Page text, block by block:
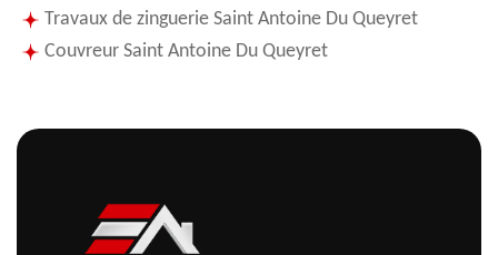
Travaux de zinguerie Saint Antoine Du Queyret
Couvreur Saint Antoine Du Queyret